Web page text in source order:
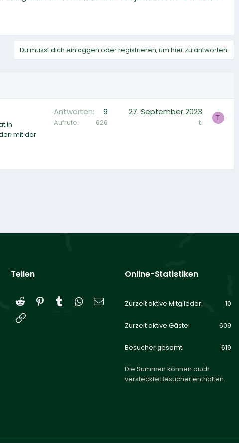
Du musst dich einloggen oder registrieren, um hier zu antworten.
in
mit der
Antworten 9
Aufrufe 626
27. September 2023
t. T
Teilen
Reddit Pinterest
Tumblr WhatsApp
E-Mail
Online-Statistiken
Zurzeit aktive Mitglieder 10
Zurzeit aktive Gäste 609
Besucher gesamt 619
Die Summen können auch
versteckte Besucher enthalten.